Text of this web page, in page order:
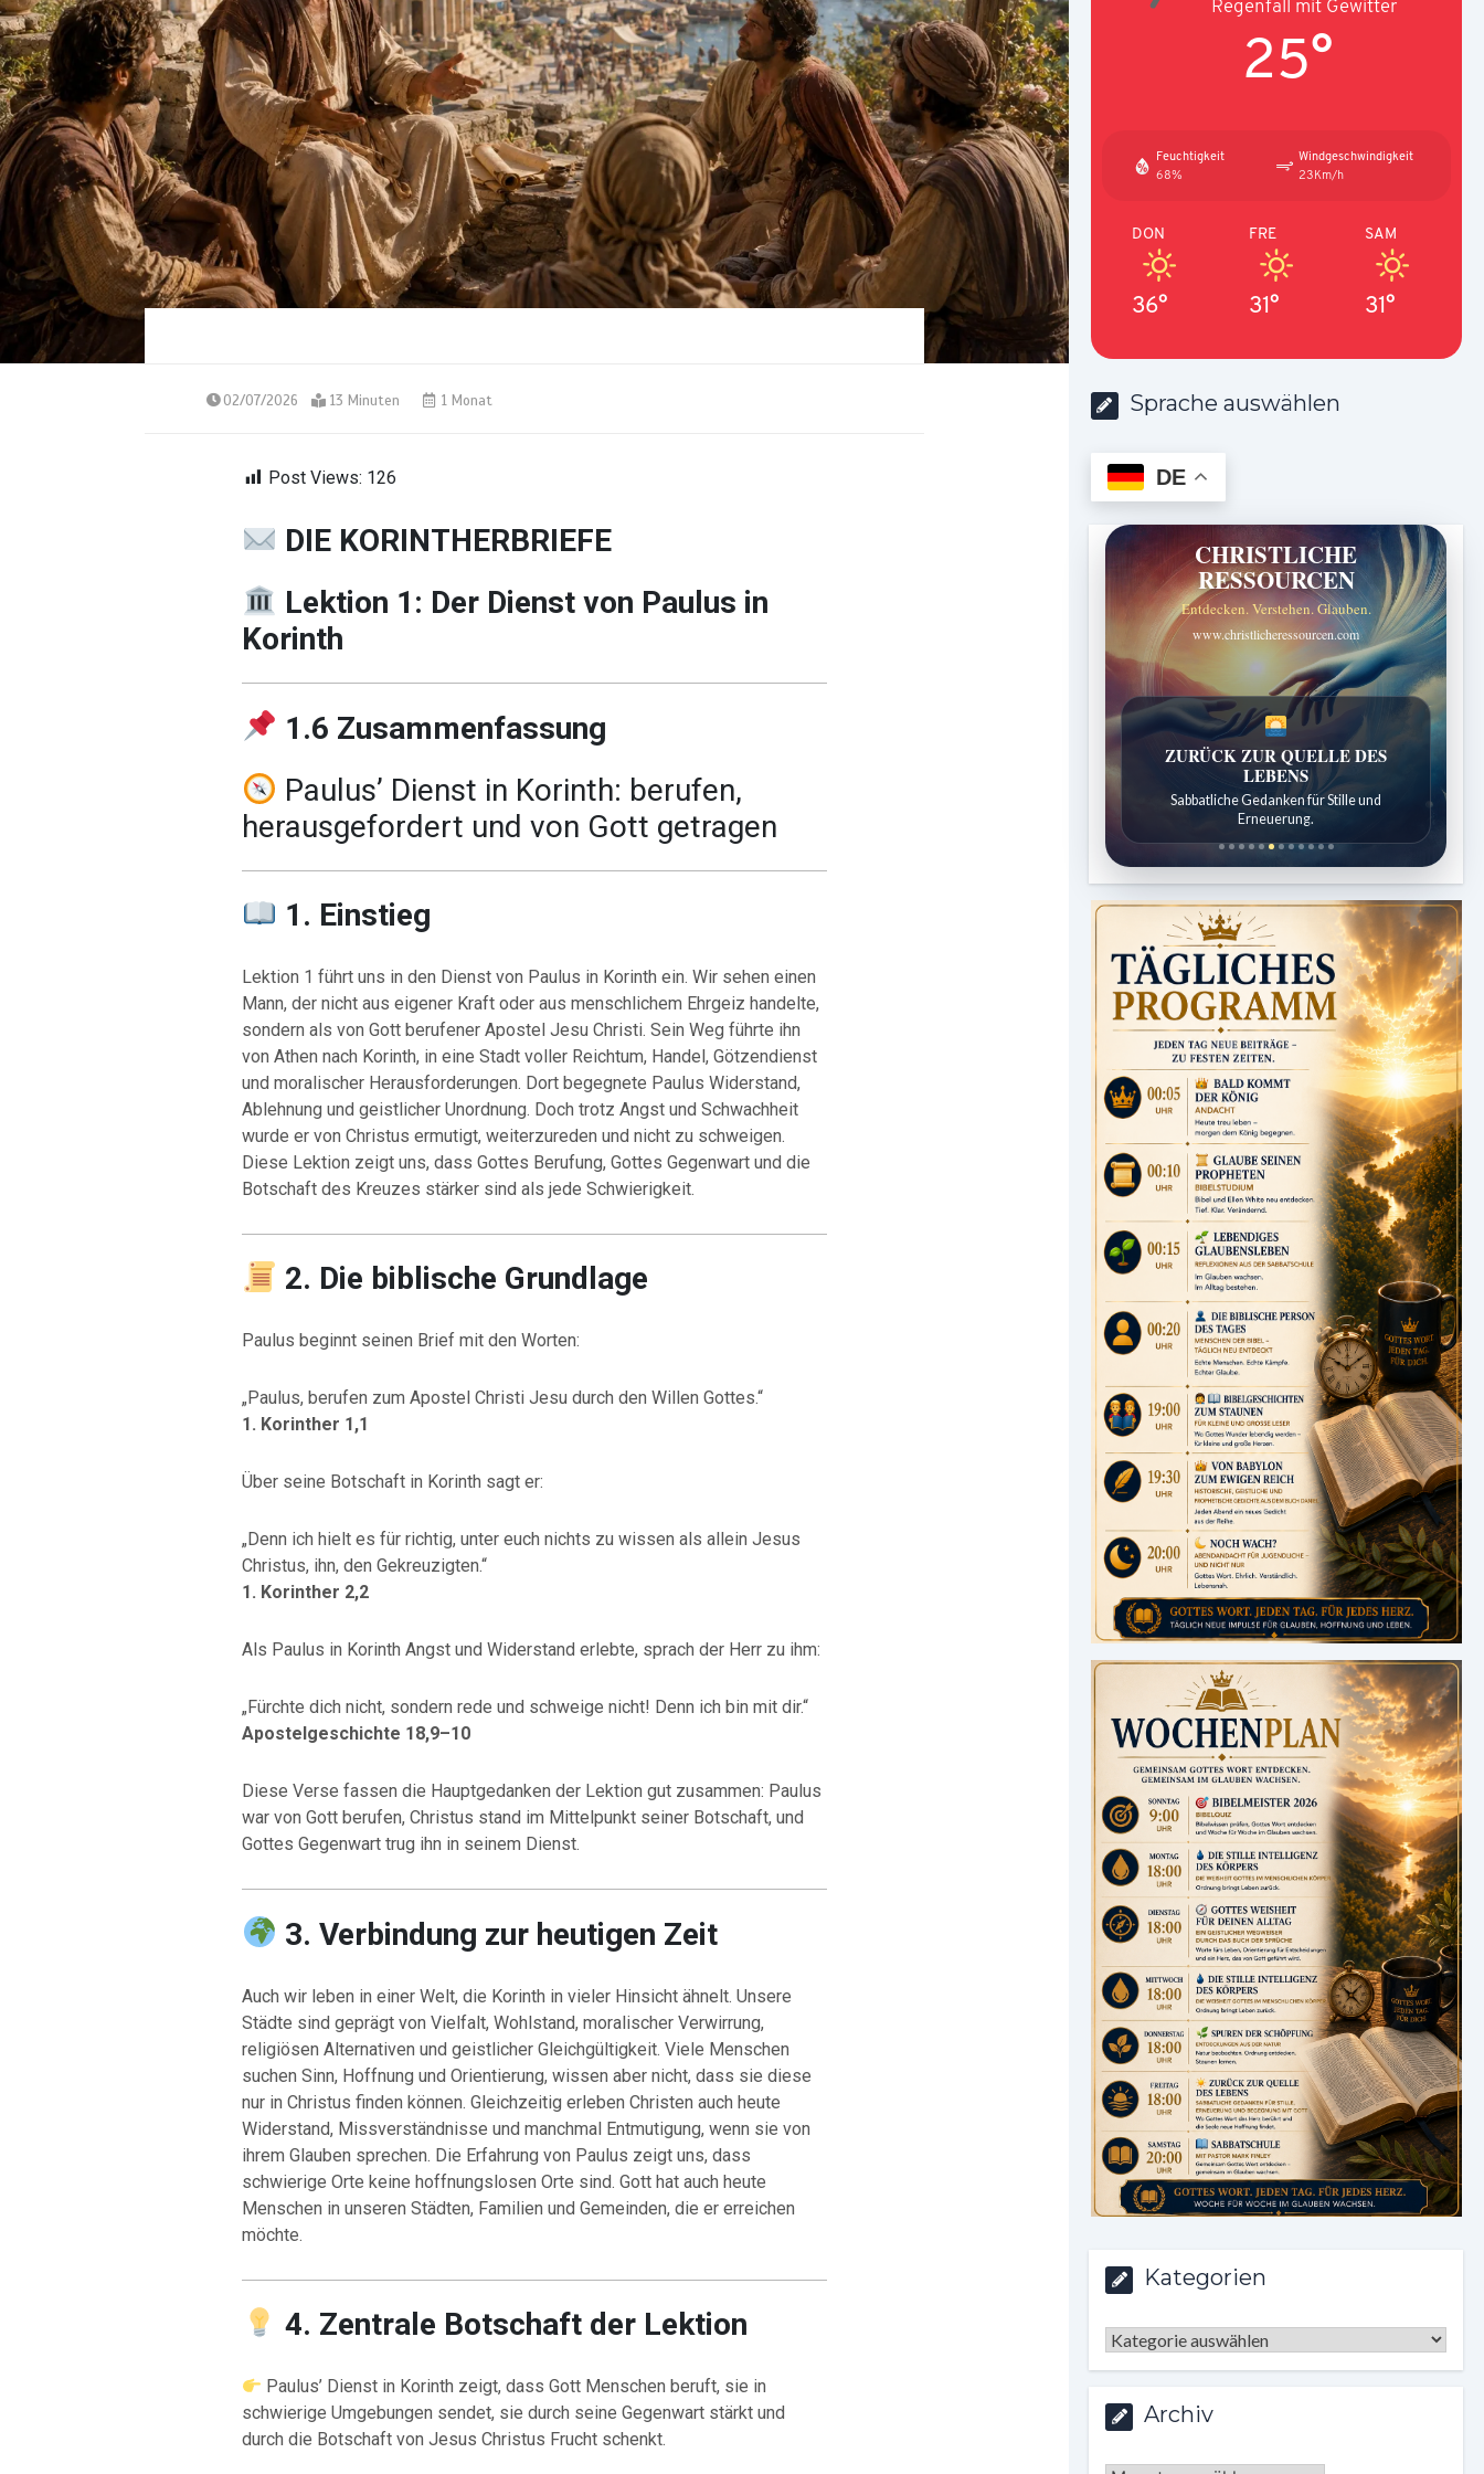
02/07/2026 13 Minuten 1 Monat
Post Views: 126
DIE KORINTHERBRIEFE
Lektion 1: Der Dienst von Paulus in
Korinth
1.6 Zusammenfassung
Paulus’ Dienst in Korinth: berufen,
herausgefordert und von Gott getragen
1. Einstieg
Lektion 1 führt uns in den Dienst von Paulus in Korinth ein. Wir sehen einen
Mann, der nicht aus eigener Kraft oder aus menschlichem Ehrgeiz handelte,
sondern als von Gott berufener Apostel Jesu Christi. Sein Weg führte ihn
von Athen nach Korinth, in eine Stadt voller Reichtum, Handel, Götzendienst
und moralischer Herausforderungen. Dort begegnete Paulus Widerstand,
Ablehnung und geistlicher Unordnung. Doch trotz Angst und Schwachheit
wurde er von Christus ermutigt, weiterzureden und nicht zu schweigen.
Diese Lektion zeigt uns, dass Gottes Berufung, Gottes Gegenwart und die
Botschaft des Kreuzes stärker sind als jede Schwierigkeit.
2. Die biblische Grundlage
Paulus beginnt seinen Brief mit den Worten:
„Paulus, berufen zum Apostel Christi Jesu durch den Willen Gottes.“
1. Korinther 1,1
Über seine Botschaft in Korinth sagt er:
„Denn ich hielt es für richtig, unter euch nichts zu wissen als allein Jesus
Christus, ihn, den Gekreuzigten.“
1. Korinther 2,2
Als Paulus in Korinth Angst und Widerstand erlebte, sprach der Herr zu ihm:
„Fürchte dich nicht, sondern rede und schweige nicht! Denn ich bin mit dir.“
Apostelgeschichte 18,9–10
Diese Verse fassen die Hauptgedanken der Lektion gut zusammen: Paulus
war von Gott berufen, Christus stand im Mittelpunkt seiner Botschaft, und
Gottes Gegenwart trug ihn in seinem Dienst.
3. Verbindung zur heutigen Zeit
Auch wir leben in einer Welt, die Korinth in vieler Hinsicht ähnelt. Unsere
Städte sind geprägt von Vielfalt, Wohlstand, moralischer Verwirrung,
religiösen Alternativen und geistlicher Gleichgültigkeit. Viele Menschen
suchen Sinn, Hoffnung und Orientierung, wissen aber nicht, dass sie diese
nur in Christus finden können. Gleichzeitig erleben Christen auch heute
Widerstand, Missverständnisse und manchmal Entmutigung, wenn sie von
ihrem Glauben sprechen. Die Erfahrung von Paulus zeigt uns, dass
schwierige Orte keine hoffnungslosen Orte sind. Gott hat auch heute
Menschen in unseren Städten, Familien und Gemeinden, die er erreichen
möchte.
4. Zentrale Botschaft der Lektion
Paulus’ Dienst in Korinth zeigt, dass Gott Menschen beruft, sie in
schwierige Umgebungen sendet, sie durch seine Gegenwart stärkt und
durch die Botschaft von Jesus Christus Frucht schenkt.
Regenfall mit Gewitter
25°
Feuchtigkeit
68%
Windgeschwindigkeit
23Km/h
DON
36°
FRE
31°
SAM
31°
Sprache auswählen
DE
CHRISTLICHE
RESSOURCEN
Entdecken. Verstehen. Glauben.
www.christlicheressourcen.com
SPUREN DER SCHÖPFUNG
Entdeckungen aus der Natur.
Kategorien
Kategorien
Archiv